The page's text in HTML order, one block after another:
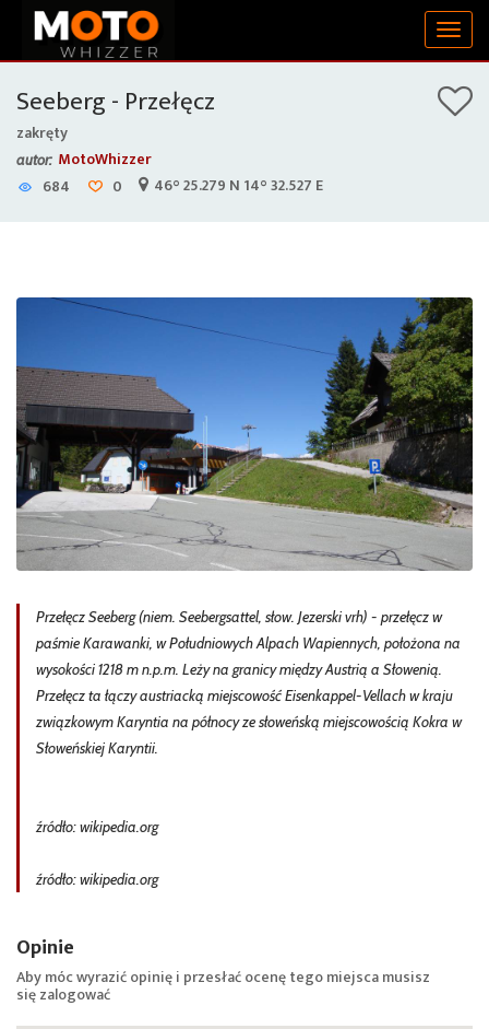
Seeberg - Przełęcz
zakręty
autor: MotoWhizzer
684
0 46° 25.279 N 14° 32.527 E
Przełęcz Seeberg (niem. Seebergsattel, słow. Jezerski vrh) - przełęcz w
paśmie Karawanki, w Południowych Alpach Wapiennych, położona na
wysokości 1218 m n.p.m. Leży na granicy między Austrią a Słowenią.
Przełęcz ta łączy austriacką miejscowość Eisenkappel-Vellach w kraju
związkowym Karyntia na północy ze słoweńską miejscowością Kokra w
Słoweńskiej Karyntii.
źródło: wikipedia.org
źródło: wikipedia.org
Opinie
Aby móc wyrazić opinię i przesłać ocenę tego miejsca musisz
sięzalogować